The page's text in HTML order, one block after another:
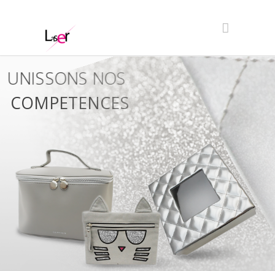
COMPETENCES
UNISSONS NOS